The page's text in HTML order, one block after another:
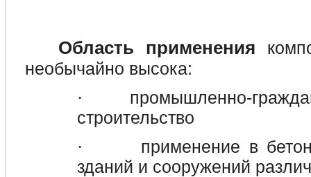
Область применения
необычайно высока:
·
промышленно-
строительство
·
применение в
зданий и сооружений